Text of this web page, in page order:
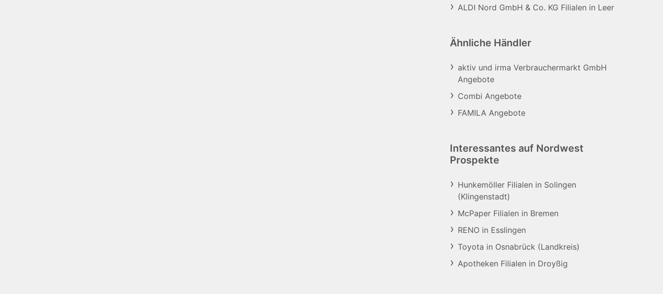
ALDI Nord GmbH & Co. KG Filialen in Leer
Ähnliche Händler
aktiv und irma Verbrauchermarkt GmbH
Angebote
Combi Angebote
FAMILA Angebote
Interessantes auf Nordwest
Prospekte
Hunkemöller Filialen in Solingen
(Klingenstadt)
McPaper Filialen in Bremen
RENO in Esslingen
Toyota in Osnabrück (Landkreis)
Apotheken Filialen in Droyßig